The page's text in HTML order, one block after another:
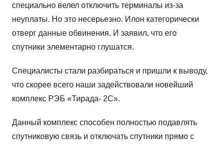
специально велел отключить терминалы из-за
неуплаты. Но это несерьезно. Илон категорически
отверг данные обвинения. И заявил, что его
спутники элементарно глушатся.
Специалисты стали разбираться и пришли к выводу,
что скорее всего наши задействовали новейший
комплекс РЭБ «Тирада- 2С».
Данный комплекс способен полностью подавлять
спутниковую связь и отключать спутники прямо с